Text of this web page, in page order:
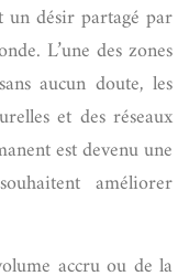
un désir partagé par
L’une des zones
aucun doute, les
et des réseaux
est devenu une
améliorer
accru ou de la